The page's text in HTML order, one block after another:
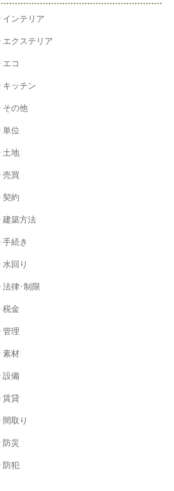
インテリア
エクステリア
エコ
キッチン
その他
単位
土地
売買
契約
建築方法
手続き
水回り
法律･制限
税金
管理
素材
設備
賃貸
間取り
防災
防犯